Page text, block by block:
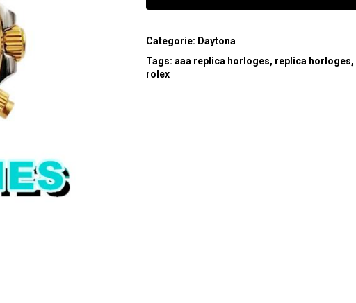
Categorie: Daytona
Tags:aaa replica horloges, replica horloges,
rolex